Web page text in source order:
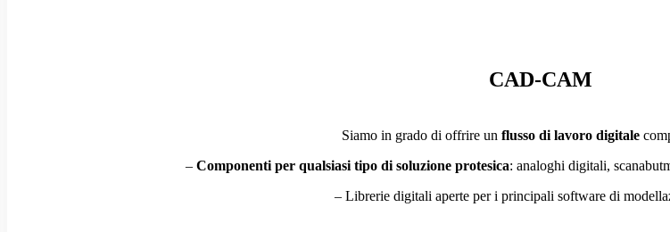
CAD-CAM
Siamo in grado di offrire unflusso di lavoro digitale
– Componenti per qualsiasi tipo di soluzione protesica: analoghi digitali,
– Librerie digitali aperte per i principali software di